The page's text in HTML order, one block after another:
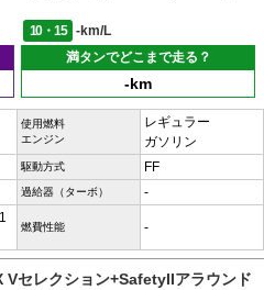
10・15
-km/L
満タンでどこまで走る？
-km
使用燃料
エンジン
レギュラー
ガソリン
駆動方式 FF
過給器（ターボ） -
燃費性能 -
Vセレクション+SafetyIIアラウンド